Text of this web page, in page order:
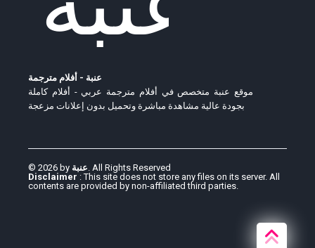
عنبة - أفلام مترجمة
موقع عنبة متخصص في أفلام مترجمة عربي - أفلام كاملة
بجودة عالية مشاهدة مباشرة وتحميل بدون إعلانات مزعجة
© 2026 by عنبة. All Rights Reserved
Disclaimer : This site does not store any files on its server. All
contents are provided by non-affiliated third parties.